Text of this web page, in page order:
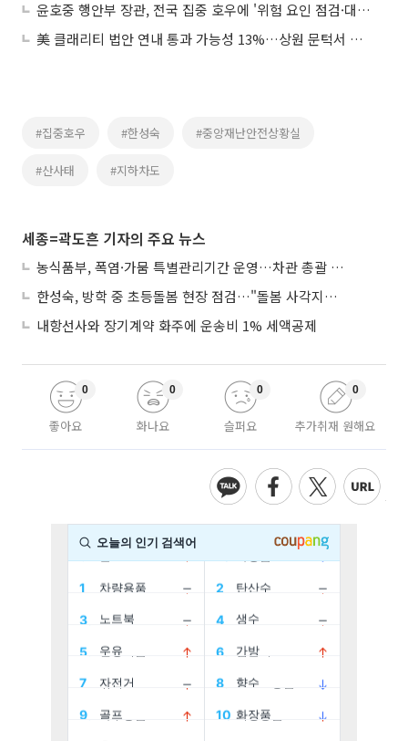
윤호중 행안부 장관, 전국 집중 호우에 '위험 요인 점검·대응 철저' 지시
美 클래리티 법안 연내 통과 가능성 13%…상원 문턱서 제동
#집중호우 #한성숙 #중앙재난안전상황실
#산사태 #지하차도
세종=곽도흔 기자의 주요 뉴스
농식품부, 폭염·가뭄 특별관리기간 운영…차관 총괄 대응체계 격상
한성숙, 방학 중 초등돌봄 현장 점검…"돌봄 사각지대 없애야"
내항선사와 장기계약 화주에 운송비 1% 세액공제
좋아요
0
화나요
0
슬퍼요
0
추가취재 원해요
0